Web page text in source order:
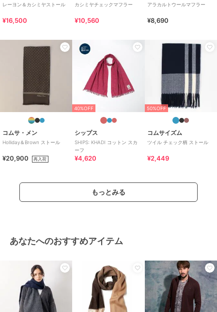
レーヨン＆カシミヤストール
¥16,500
カシミヤチェックマフラー
¥10,560
アラカルトウールマフラー
¥8,690
コムサ・メン
Holliday＆Brown ストール
¥20,900 再入荷
40%OFF
シップス
SHIPS: KHADI コットン スカ
ーフ
¥4,620
50%OFF
コムサイズム
ツイル チェック柄 ストール
¥2,449
もっとみる
あなたへのおすすめアイテム